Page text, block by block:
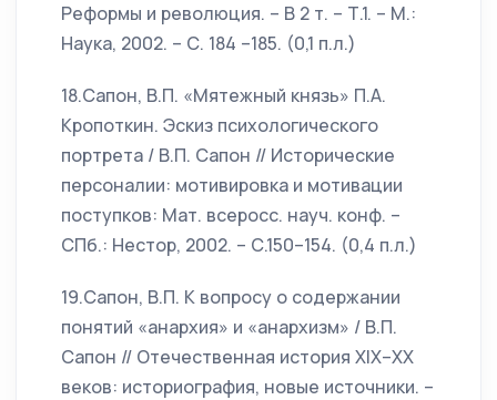
Реформы и революция. – В 2 т. – Т.1. – М.:
Наука, 2002. – С. 184 –185. (0,1 п.л.)
18.Сапон, В.П. «Мятежный князь» П.А.
Кропоткин. Эскиз психологического
портрета / В.П. Сапон // Исторические
персоналии: мотивировка и мотивации
поступков: Мат. всеросс. науч. конф. –
СПб.: Нестор, 2002. – С.150–154. (0,4 п.л.)
19.Сапон, В.П. К вопросу о содержании
понятий «анархия» и «анархизм» / В.П.
Сапон // Отечественная история ХIХ–ХХ
веков: историография, новые источники. –